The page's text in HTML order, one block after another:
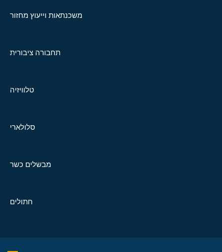
משכנתאות וייעוץ מחזור
תחבורה ציבורית
טלוויזיה
סלולארי
מבשלים כשר
חתולים